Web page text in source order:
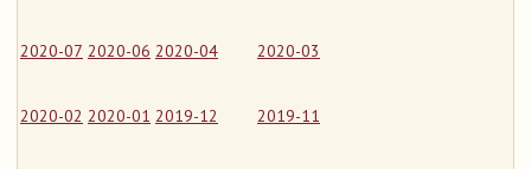
2020-07 2020-06 2020-04 2020-03
2020-02 2020-01 2019-12 2019-11